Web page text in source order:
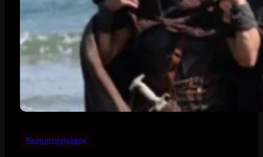
Κινηματογράφος